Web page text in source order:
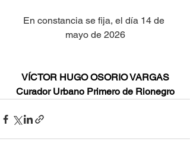
En constancia se fija, el día 14 de
mayo de 2026
VÍCTOR HUGO OSORIO VARGAS
Curador Urbano Primero de Rionegro